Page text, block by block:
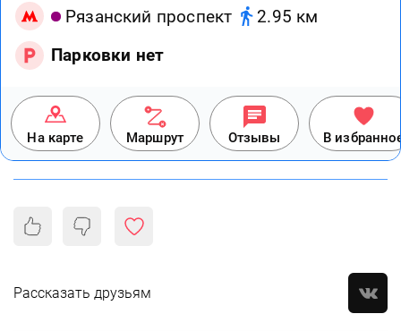
Рязанский проспект
2.95 км
Парковки нет
На карте Маршрут Отзывы В
Рассказать друзьям